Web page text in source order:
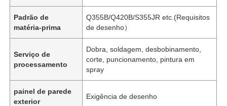
Padrão de
matéria-prima
Q355B/Q420B/S355JR etc.(Requisitos
de desenho）
Serviço de
processamento
Dobra, soldagem, desbobinamento,
corte, puncionamento, pintura em
spray
painel de parede
exterior
Exigência de desenho